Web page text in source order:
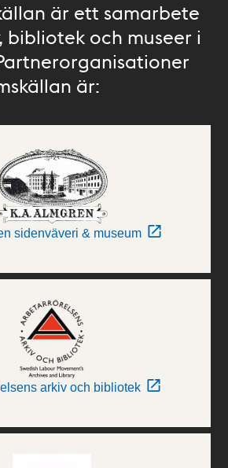
är ett samarbete
bibliotek och museer i
är:
sidenväveri & museum
arkiv och bibliotek